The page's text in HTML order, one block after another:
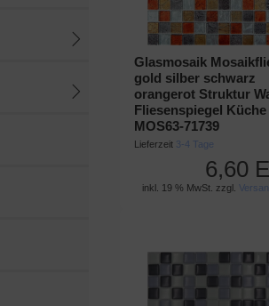
Glasmosaik
gold silber schwarz
orangerot Struktur
Fliesenspiegel Küche
MOS63-71739
Lieferzeit 3-4 Tage
6,60
inkl. 19 % MwSt. zzgl.